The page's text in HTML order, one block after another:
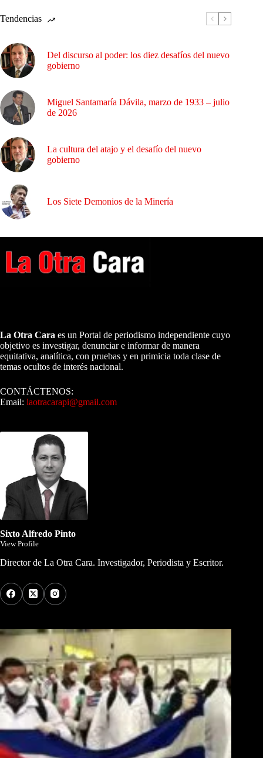
Tendencias
Del discurso al poder: los diez desafíos del nuevo
gobierno
Miguel Santamaría Dávila, marzo de 1933 – julio
de 2026
La cultura del atajo y el desafío del nuevo
gobierno
Los Siete Demonios de la Minería
La Otra Cara es un Portal de periodismo independiente cuyo
objetivo es investigar, denunciar e informar de manera
equitativa, analítica, con pruebas y en primicia toda clase de
temas ocultos de interés nacional.
CONTÁCTENOS:
Email: laotracarapi@gmail.com
Sixto Alfredo Pinto
View Profile
Director de La Otra Cara. Investigador, Periodista y Escritor.